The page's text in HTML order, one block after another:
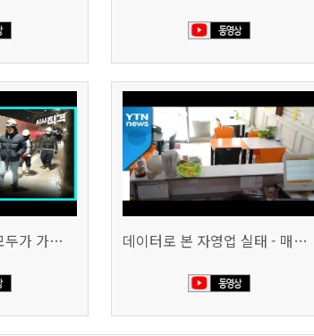
침체의 서막 1부 - 모두가 가난해진다 | 시사직격 신년특집 데이터로 본 자영업 실태 - 매출 '뚝', 장수 업소도 '휘청'